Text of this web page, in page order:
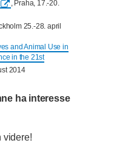
, Praha, 17.-20.
25.-28. april
and Animal Use in
in the 21st
2014
ha interesse
videre!